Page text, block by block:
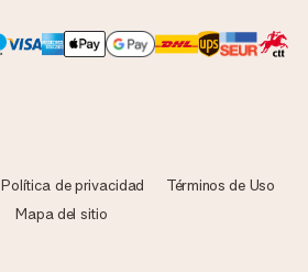
Política de privacidad
Términos de Uso
Mapa del sitio